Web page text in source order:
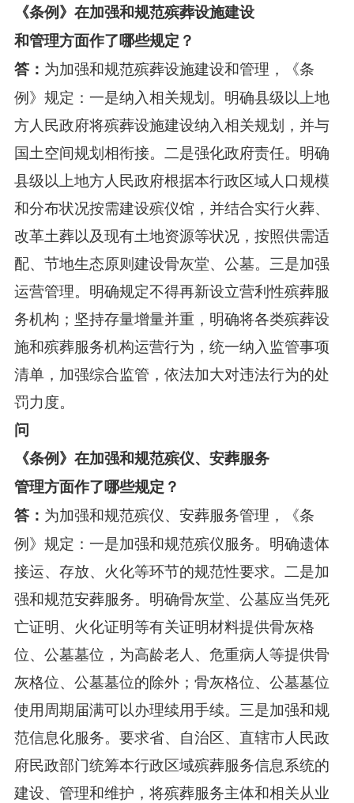
《条例》在加强和规范殡葬设施建设
和管理方面作了哪些规定？
答： 为加强和规范殡葬设施建设和管理，《条
例》规定：一是纳入相关规划。明确县级以上地
方人民政府将殡葬设施建设纳入相关规划，并与
国土空间规划相衔接。二是强化政府责任。明确
县级以上地方人民政府根据本行政区域人口规模
和分布状况按需建设殡仪馆，并结合实行火葬、
改革土葬以及现有土地资源等状况，按照供需适
配、节地生态原则建设骨灰堂、公墓。三是加强
运营管理。明确规定不得再新设立营利性殡葬服
务机构；坚持存量增量并重，明确将各类殡葬设
施和殡葬服务机构运营行为，统一纳入监管事项
清单，加强综合监管，依法加大对违法行为的处
罚力度。
问
《条例》在加强和规范殡仪、安葬服务
管理方面作了哪些规定？
答： 为加强和规范殡仪、安葬服务管理，《条
例》规定：一是加强和规范殡仪服务。明确遗体
接运、存放、火化等环节的规范性要求。二是加
强和规范安葬服务。明确骨灰堂、公墓应当凭死
亡证明、火化证明等有关证明材料提供骨灰格
位、公墓墓位，为高龄老人、危重病人等提供骨
灰格位、公墓墓位的除外；骨灰格位、公墓墓位
使用周期届满可以办理续用手续。三是加强和规
范信息化服务。要求省、自治区、直辖市人民政
府民政部门统筹本行政区域殡葬服务信息系统的
建设、管理和维护，将殡葬服务主体和相关从业